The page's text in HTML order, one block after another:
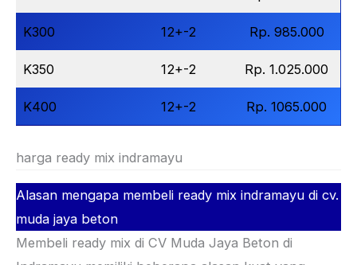
K300 12+-2 Rp. 985.000
K350 12+-2 Rp. 1.025.000
K400 12+-2 Rp. 1065.000
harga ready mix indramayu
Alasan mengapa membeli ready mix indramayu di cv.
muda jaya beton
Membeli ready mix di CV Muda Jaya Beton di